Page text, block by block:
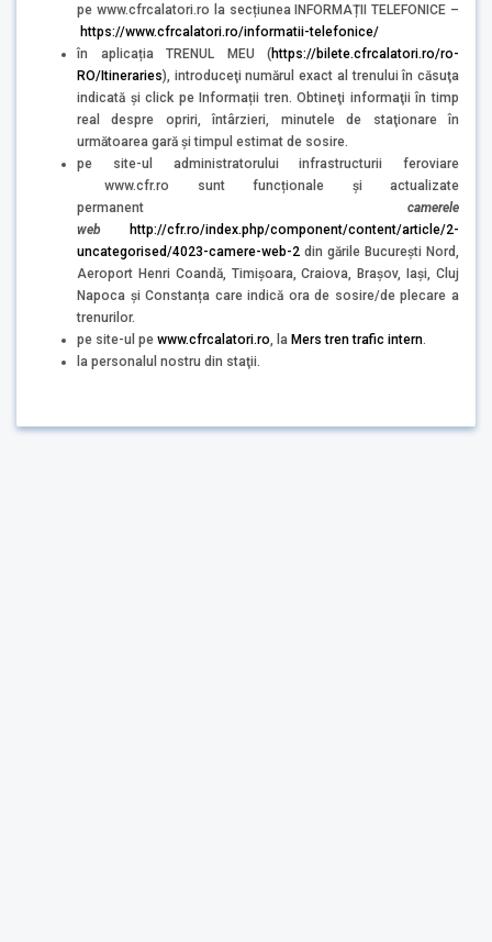
pe www.cfrcalatori.ro la secțiunea INFORMAȚII TELEFONICE –
https://www.cfrcalatori.ro/informatii-telefonice/
în aplicația TRENUL MEU (https://bilete.cfrcalatori.ro/ro-
RO/Itineraries), introduceţi numărul exact al trenului în căsuţa
indicată şi click pe Informații tren. Obtineţi informaţii în timp
real despre opriri, întârzieri, minutele de staţionare în
următoarea gară şi timpul estimat de sosire.
pe site-ul administratorului infrastructurii feroviare
www.cfr.ro sunt funcționale și actualizate
permanent camerele
web
http://cfr.ro/index.php/component/content/article/2-
uncategorised/4023-camere-web-2 din gările București Nord,
Aeroport Henri Coandă, Timișoara, Craiova, Brașov, Iași, Cluj
Napoca și Constanța care indică ora de sosire/de plecare a
trenurilor.
pe site-ul pe www.cfrcalatori.ro, la Mers tren trafic intern.
la personalul nostru din staţii.